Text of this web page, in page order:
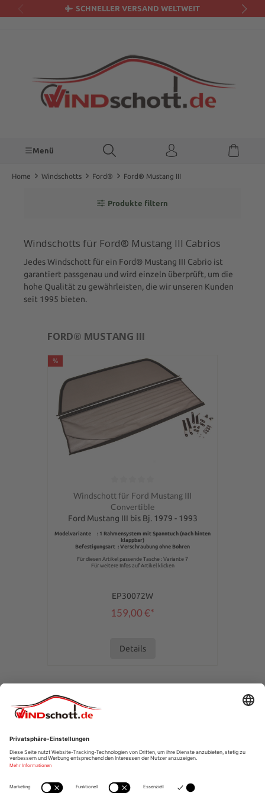
SCHNELLER VERSAND WELTWEIT
Menü
Home Windschotts Ford® Ford® Mustang III
Produkte filtern
Windschotts für Ford® Mustang III Cabrios
Jedes Windschott für ein Ford® Mustang III Cabrio ist
garantiert passgenau und wird einzeln überprüft, um die
hohe Qualität zu gewährleisten, die wir unseren Kunden
seit 1995 bieten.
FORD® MUSTANG III
%
Durchschnittliche Bewertung von 0 von 5 Sternen
Windschott für Ford Mustang III
Convertible
Ford Mustang III bis Bj. 1979 - 1993
Modelvariante : 1 Rahmensystem mit Spanntuch (nach hinten
klappbar)
Befestigungsart : Verschraubung ohne Bohren
Für diesen Artikel passende Tasche : Variante 7
Für weitere Infos auf Artikel klicken
EP30072W
159,00 €*
Details
SERVICE-HOTLINE
INFORMATIONEN